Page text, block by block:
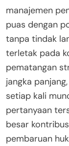
manajemen
puas dengan
tanpa tindak
terletak pada
pematangan
jangka
setiap kali
pertanyaan
besar
pembaruan